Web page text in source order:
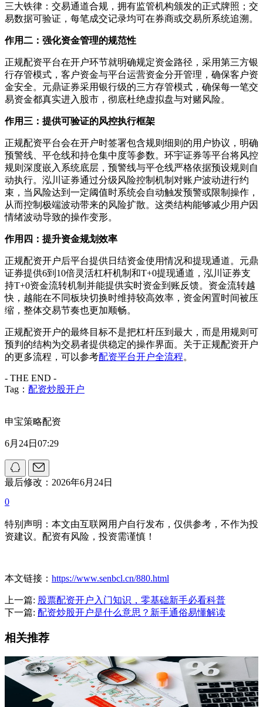
三大铁律：交易通道合规，拥有监管机构颁发的正式牌照；交
易数据可验证，每笔成交记录均可在券商或交易所系统追溯。
作用二：强化资金管理的规范性
正规配资平台在开户环节就明确规定资金路径，采用第三方银
行存管模式，客户资金与平台运营资金分开管理，确保客户资
金安全。元鼎证券采用银行级的三方存管模式，确保每一笔交
易资金都真实进入股市，彻底杜绝虚拟盘与对赌风险。
作用三：提供可验证的风控执行框架
正规配资平台会在开户时签署包含规则细则的用户协议，明确
预警线、平仓线和持仓集中度等参数。环宇证券等平台将风控
规则深度嵌入系统底层，预警线与平仓线严格依据预设规则自
动执行。泓川证券通过分级风险控制机制对账户波动进行约
束，当风险达到一定阈值时系统会自动触发预警或限制操作，
从而控制极端波动带来的风险扩散。这类结构能够减少用户因
情绪波动导致的操作变形。
作用四：提升资金规划效率
正规配资开户后平台提供日结资金使用情况和提现通道。元鼎
证券提供6到10倍灵活杠杆机制和T+0提现通道，泓川证券支
持T+0资金流转机制并能提供实时资金到账反馈。资金流转越
快，越能在不同板块切换时维持较高效率，资金闲置时间被压
缩，整体交易节奏也更加顺畅。
正规配资开户的最终目标不是把杠杆压到最大，而是用规则可
预判的结构为交易者提供稳定的操作界面。关于正规配资开户
的更多流程，可以参考配资平台开户全流程。
- THE END -
Tag： 配资炒股开户
申宝策略配资
6月24日07:29
最后修改：2026年6月24日
0
特别声明：本文由互联网用户自行发布，仅供参考，不作为投
资建议。配资有风险，投资需谨慎！
本文链接： https://www.senbcl.cn/880.html
上一篇: 股票配资开户入门知识，零基础新手必看科普
下一篇: 配资炒股开户是什么意思？新手通俗易懂解读
相关推荐